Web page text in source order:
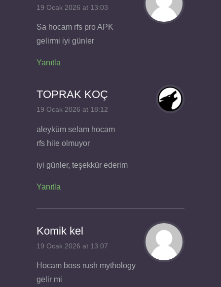
19 Ocak 2026 at 13:03
Sa hocam rfs pro APK
gelirmi iyi günler
Yanıtla
TOPRAK KOÇ
19 Ocak 2026 at 18:12
aleyküm selam hocam
rfs hile olmuyor
iyi günler, teşekkür ederim
Yanıtla
Komik kel
19 Ocak 2026 at 13:07
Hocam boss rush mythology
gelir mi